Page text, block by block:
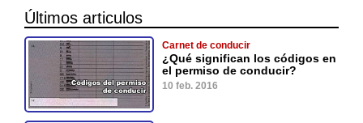
Últimos articulos
Carnet de conducir
¿Qué significan los códigos en
el permiso de conducir?
10 feb. 2016